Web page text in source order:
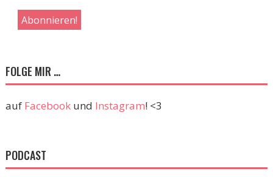
FOLGE MIR …
auf Facebookund Instagram! <3
PODCAST